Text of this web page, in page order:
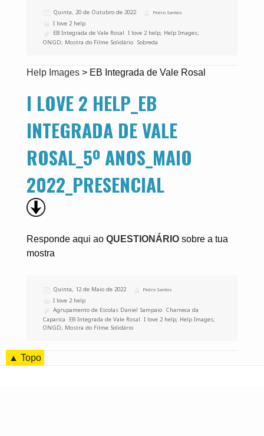
Publicado
Quinta, 20 de Outubro de 2022 Autor
Pedro Santos
Categorias
I love 2 help
Etiquetas
EB Integrada de Vale Rosal ,I love 2 help; Help Images;
ONGD; Mostra do Filme Solidário Sobreda
Help Images> EB Integrada de Vale Rosal
I LOVE 2 HELP_EB
INTEGRADA DE VALE
ROSAL_5º ANOS_MAIO
2022_PRESENCIAL
Responde aqui ao QUESTIONÁRIO sobre a tua
mostra
Publicado
Quinta, 12 de Maio de 2022 Autor
Pedro Santos
Categorias
I love 2 help
Etiquetas
Agrupamento de Escolas Daniel Sampaio Charneca da
Caparica
EB Integrada de Vale Rosal ,I love 2 help; Help Images;
ONGD; Mostra do Filme Solidário
▲ Topo